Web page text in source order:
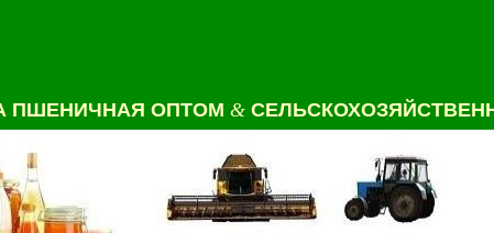
ПШЕНИЧНАЯ ОПТОМ &